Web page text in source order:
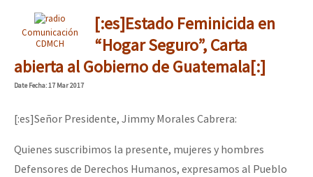
Comunicación
CDMCH
[:es]Estado Feminicida en
“Hogar Seguro”, Carta
abierta al Gobierno de Guatemala[:]
DateFecha: 17 Mar 2017
[:es]Señor Presidente, Jimmy Morales Cabrera:
Quienes suscribimos la presente, mujeres y hombres
Defensores de Derechos Humanos, expresamos al Pueblo